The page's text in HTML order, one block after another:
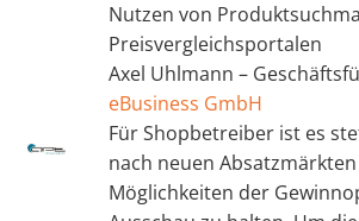
Nutzen von
Preisvergleichsportalen
Axel Uhlmann –
eBusiness GmbH
Für Shopbetreiber ist es
nach neuen
Möglichkeiten der